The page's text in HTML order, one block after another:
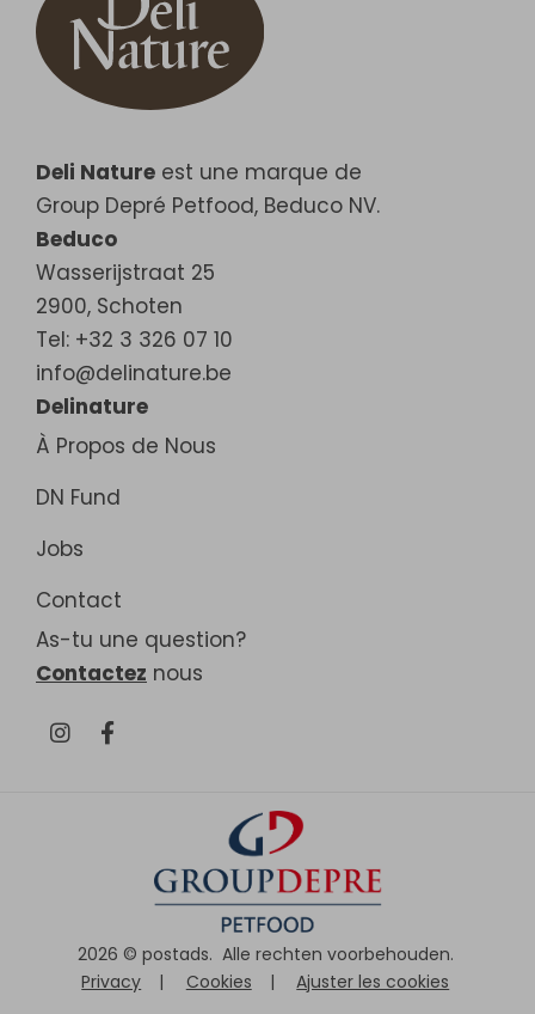
Deli Nature est une marque de
Group Depré Petfood, Beduco NV.
Beduco
Wasserijstraat 25
2900, Schoten
Tel: +32 3 326 07 10
info@delinature.be
Delinature
À Propos de Nous
DN Fund
Jobs
Contact
As-tu une question?
Contactez nous
2026 © postads. Alle rechten voorbehouden.
Privacy
| Cookies | Ajuster les cookies